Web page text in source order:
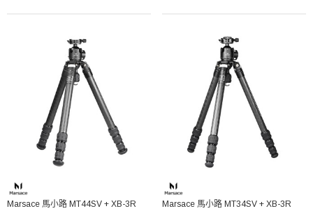
Marsace 馬小路 MT44SV + XB-3R
Marsace 馬小路 MT34SV + XB-3R